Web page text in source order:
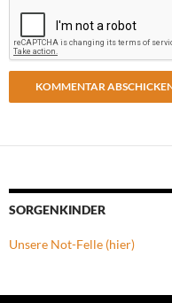
SORGENKINDER
Unsere Not-Felle (hier)